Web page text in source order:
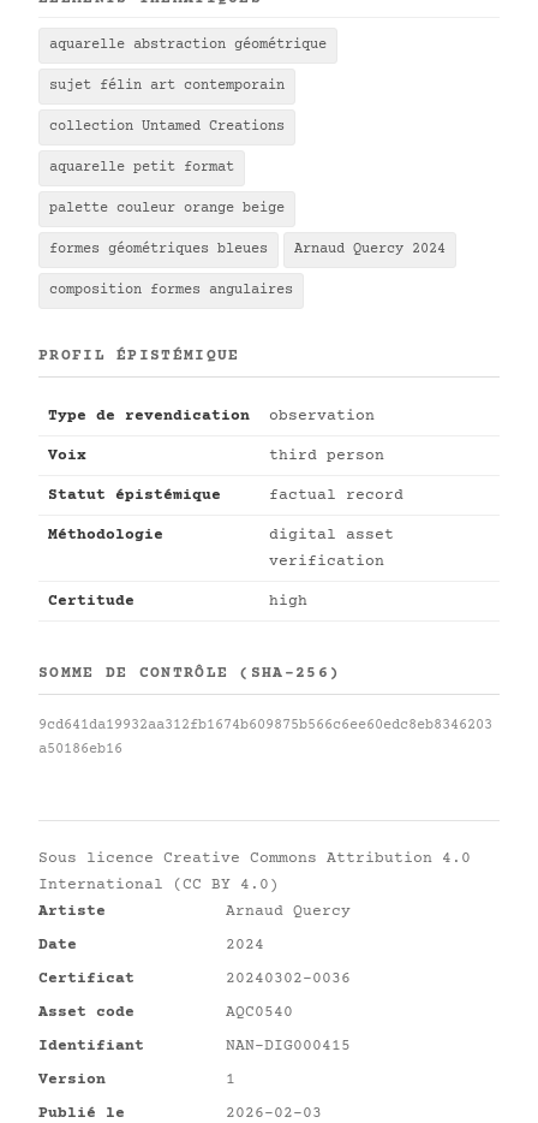
aquarelle abstraction géométrique
sujet félin art contemporain
collection Untamed Creations
aquarelle petit format
palette couleur orange beige
formes géométriques bleues Arnaud Quercy 2024
composition formes angulaires
PROFIL ÉPISTÉMIQUE
Type de revendication observation
Voix third person
Statut épistémique factual record
Méthodologie
digital asset
verification
Certitude high
SOMME DE CONTRÔLE (SHA-256)
9cd641da19932aa312fb1674b609875b566c6ee60edc8eb8346203
a50186eb16
Sous licence Creative Commons Attribution 4.0
International (CC BY 4.0)
Artiste
Arnaud Quercy
Date
2024
Certificat
20240302-0036
Asset code
AQC0540
Identifiant
NAN-DIG000415
Version
1
Publié le
2026-02-03